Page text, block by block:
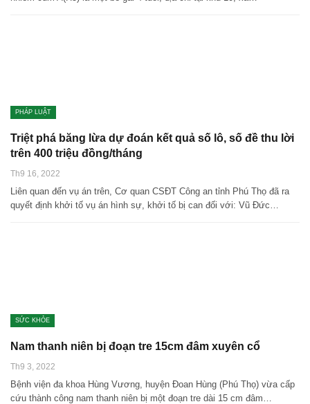
PHÁP LUẬT
Triệt phá băng lừa dự đoán kết quả số lô, số đề thu lời
trên 400 triệu đồng/tháng
Th9 16, 2022
Liên quan đến vụ án trên, Cơ quan CSĐT Công an tỉnh Phú Thọ đã ra
quyết định khởi tố vụ án hình sự, khởi tố bị can đối với: Vũ Đức…
SỨC KHỎE
Nam thanh niên bị đoạn tre 15cm đâm xuyên cổ
Th9 3, 2022
Bệnh viện đa khoa Hùng Vương, huyện Đoan Hùng (Phú Thọ) vừa cấp
cứu thành công nam thanh niên bị một đoạn tre dài 15 cm đâm…